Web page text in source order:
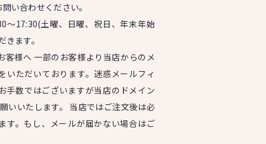
い合わせください。
～17:30(土曜、日曜、祝日、年末年始
ます。
客様へ 一部のお客様より当店からのメ
いただいております。迷惑メールフィ
手数ではございますが当店のドメイン
いいたします。 当店ではご注文後は必
す。もし、メールが届かない場合はご